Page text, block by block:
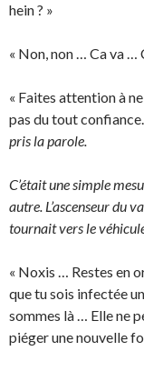
hein ? »
« Non, non … Ca va …
« Faites attention à
pas du tout
pris la parole.
C’était une simple
autre. L’ascenseur du
tournait vers le
« Noxis … Restes en
que tu sois infectée
sommes là … Elle ne
piéger une nouvelle